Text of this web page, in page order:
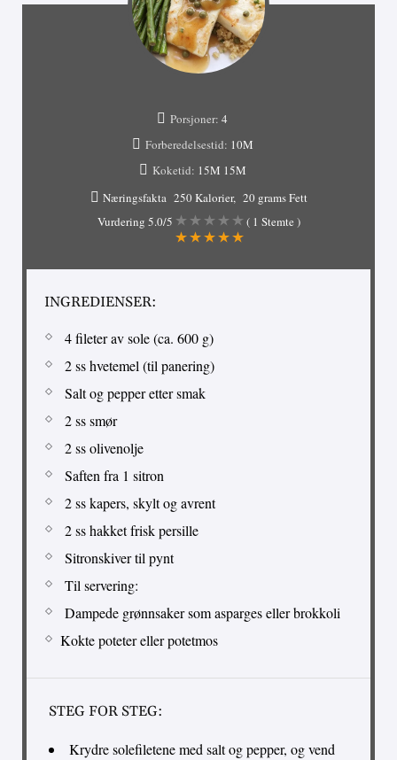
Porsjoner: 4
Forberedelsestid: 10M
Koketid: 15M 15M
Næringsfakta 250 Kalorier
20 grams Fett
Vurdering 5.0/5 ( 1 Stemte )
INGREDIENSER:
4 fileter av sole (ca. 600 g)
2 ss hvetemel (til panering)
Salt og pepper etter smak
2 ss smør
2 ss olivenolje
Saften fra 1 sitron
2 ss kapers, skylt og avrent
2 ss hakket frisk persille
Sitronskiver til pynt
Til servering:
Dampede grønnsaker som asparges eller brokkoli
Kokte poteter eller potetmos
STEG FOR STEG:
Krydre solefiletene med salt og pepper, og vend